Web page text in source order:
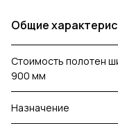
Общие
Стоимость полотен
900 мм
Назначение